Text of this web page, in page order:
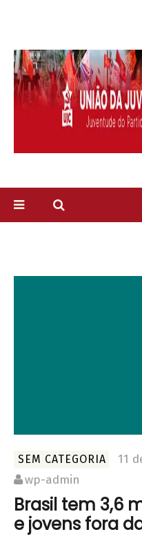
SEM CATEGORIA
11
wp-admin
Brasil tem 3,6
e jovens fora